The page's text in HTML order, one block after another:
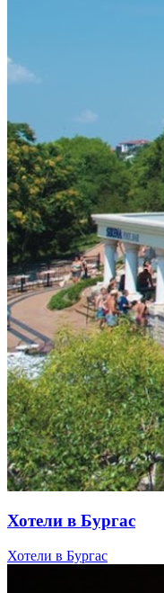
Хотели в Бургас
Хотели в Бургас